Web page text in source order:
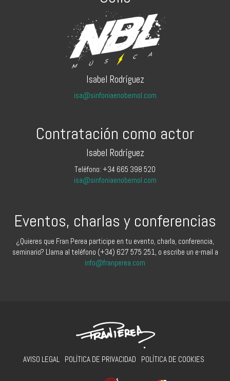
Isabel Rodríguez
isa@sinfoniaenobemol.com
Contratación como actor
Isabel Rodríguez
Teléfono: +34 665 398 520
isa@sinfoniaenobemol.com
Eventos, charlas y conferencias
¿Quieres que Fran Perea participe en tu evento, charla, conferencia,
seminario? Llama al teléfono (+34) 627 575 251, o escribe un e-mail a
info@franperea.com
AVISO LEGAL POLÍTICA DE PRIVACIDAD POLÍTICA DE COOKIES